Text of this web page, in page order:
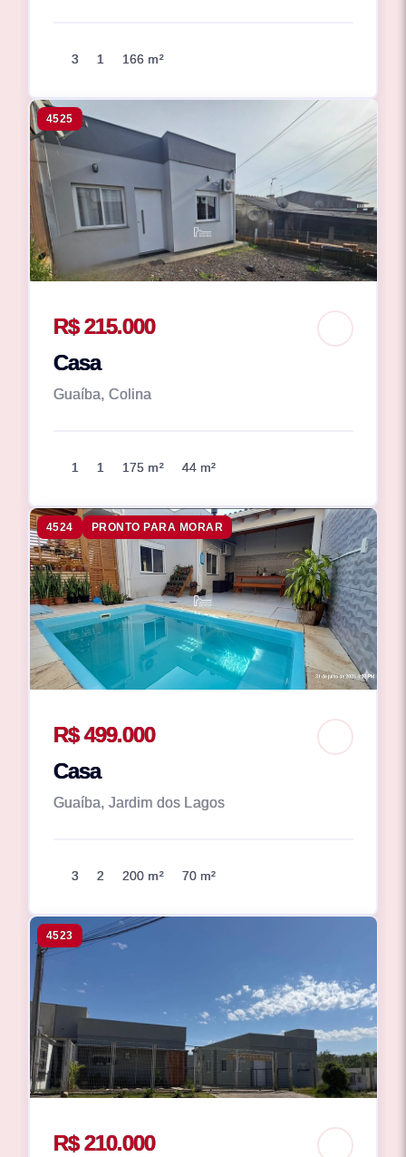
3 1 166 m²
4525
R$ 215.000
Casa
Guaíba, Colina
1 1 175 m² 44 m²
4524 PRONTO PARA MORAR
R$ 499.000
Casa
Guaíba, Jardim dos Lagos
3 2 200 m² 70 m²
4523
R$ 210.000